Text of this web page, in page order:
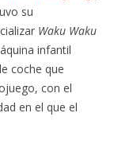
su
Waku Waku
infantil
coche que
con el
en el que el